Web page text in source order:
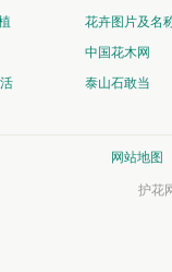
花卉图片及名
中国花木网
泰山石敢当
网站地图
护花